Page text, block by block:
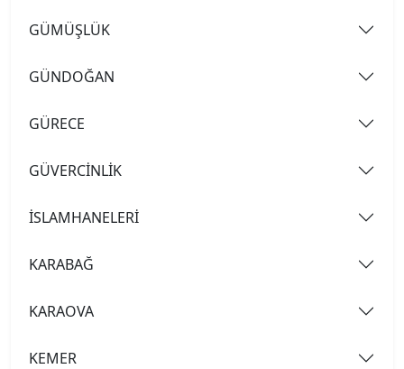
GÜMÜŞLÜK
GÜNDOĞAN
GÜRECE
GÜVERCİNLİK
İSLAMHANELERİ
KARABAĞ
KARAOVA
KEMER